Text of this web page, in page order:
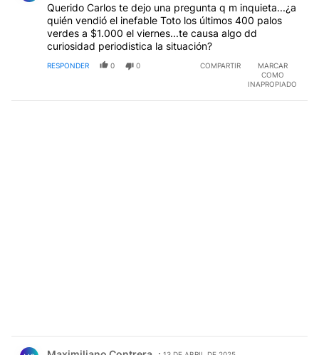
Querido Carlos te dejo una pregunta q m inquieta...¿a
quién vendió el inefable Toto los últimos 400 palos
verdes a $1.000 el viernes...te causa algo dd
curiosidad periodistica la situación?
RESPONDER 0 0 COMPARTIR
MARCAR
COMO
INAPROPIADO